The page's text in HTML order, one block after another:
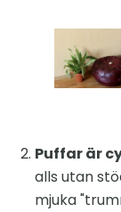
Puffar är
alls utan
mjuka